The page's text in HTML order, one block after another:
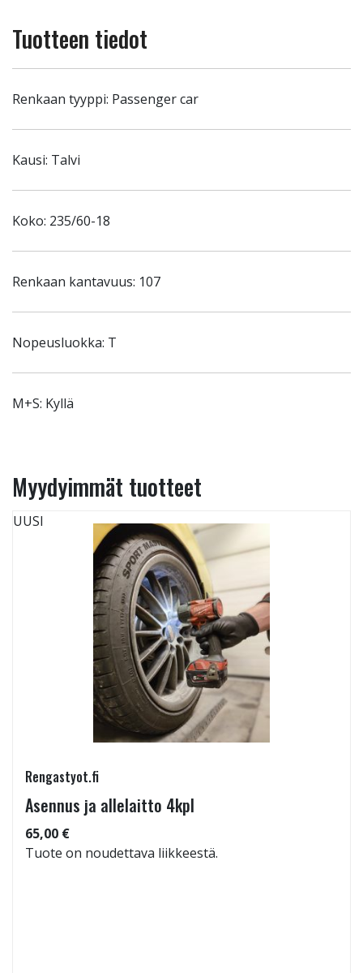
Tuotteen tiedot
Renkaan tyyppi: Passenger car
Kausi: Talvi
Koko: 235/60-18
Renkaan kantavuus: 107
Nopeusluokka: T
M+S: Kyllä
Myydyimmät tuotteet
UUSI
Rengastyot.fi
Asennus ja allelaitto 4kpl
65,00 €
Tuote on noudettava liikkeestä.